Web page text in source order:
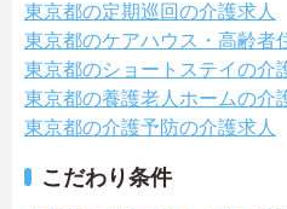
東京都の定期巡回の介護求人
東京都のケアハウス・高齢者
東京都のショートステイの介
東京都の養護老人ホームの介
東京都の介護予防の介護求人
こだわり条件